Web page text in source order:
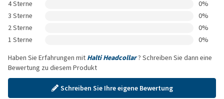
4 Sterne
0%
3 Sterne
0%
2 Sterne
0%
1 Sterne
0%
Haben Sie Erfahrungen mit Halti Headcollar? Schreiben Sie dann eine
Bewertung zu diesem Produkt
Schreiben Sie Ihre eigene Bewertung